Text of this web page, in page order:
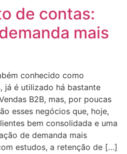
de contas:
mais
conhecido como
já é utilizado há bastante
B2B, mas, por poucas
esses negócios que, hoje,
bem consolidada e uma
de demanda mais
estudos, a retenção de […]